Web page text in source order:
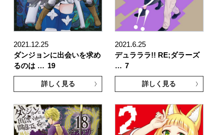
2021.12.25
ダンジョンに出会いを求め
るのは … 19
詳しく見る
2021.6.25
デュラララ!! RE;ダラーズ
… 7
詳しく見る